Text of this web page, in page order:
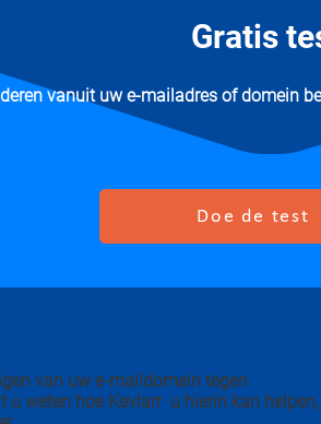
vanuit uw e-mailadres of domein
Gratis
Doe de test
van uw e-maildomein tegen
weten hoe Kevlarr u hierin kan helpen,